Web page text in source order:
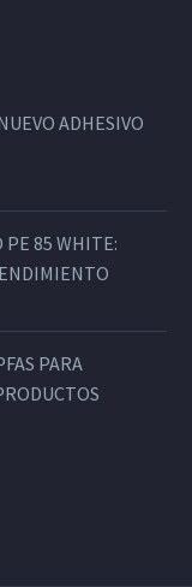
ADHESIVO
PE 85 WHITE:
PARA